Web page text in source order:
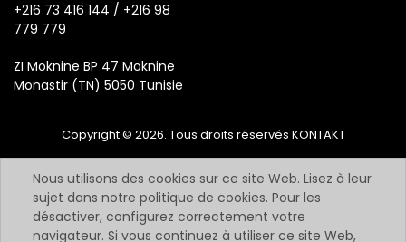
+216 73 416 144 / +216 98
779 779
ZI Moknine BP 47 Moknine
Monastir (TN) 5050 Tunisie
Copyright © 2026. Tous droits réservés KONTAKT
Nous utilisons des cookies sur ce site Web. Lisez à leur
sujet dans notre politique de cookies. Pour les
désactiver, configurez correctement votre
navigateur. Si vous continuez à utiliser ce site Web,